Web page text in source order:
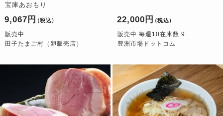
宝庫あおもり
9,067円 （税込）
販売中
田子たまご村（卵販売店）
22,000円 （税込）
販売中 毎週10在庫数 9
豊洲市場ドットコム